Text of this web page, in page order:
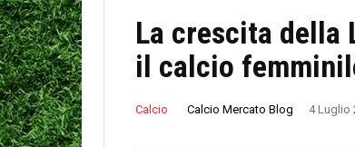
La crescita della
il calcio
Calcio Calcio Mercato Blog 4 Luglio